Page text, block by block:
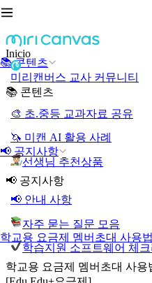
📚 콘텐츠
📢 공지사항
학교용 요금제 멤버초대 사용
Inicio
미리캔버스 교사 커뮤니티
📚 콘텐츠
🎨 초.중등 교과자료 공유
🦄 미캔 AI 활용 사례
선생님 추천상품
📢 공지사항
📢 안내 사항
자주 묻는 질문 모음
학습지원 소프트웨어 체
학교용 요금제 멤버초대 사용